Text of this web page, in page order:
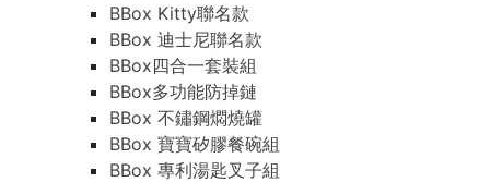
BBox Kitty聯名款
BBox 迪士尼聯名款
BBox四合一套裝組
BBox多功能防掉鏈
BBox 不鏽鋼燜燒罐
BBox 寶寶矽膠餐碗組
BBox 專利湯匙叉子組